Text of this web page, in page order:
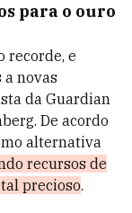
para o ouro
recorde, e
a novas
da Guardian
De acordo
alternativa
recursos de
precioso.